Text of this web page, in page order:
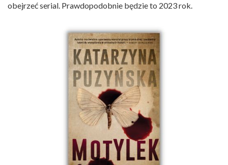
obejrzeć serial. Prawdopodobnie będzie to 2023 rok.